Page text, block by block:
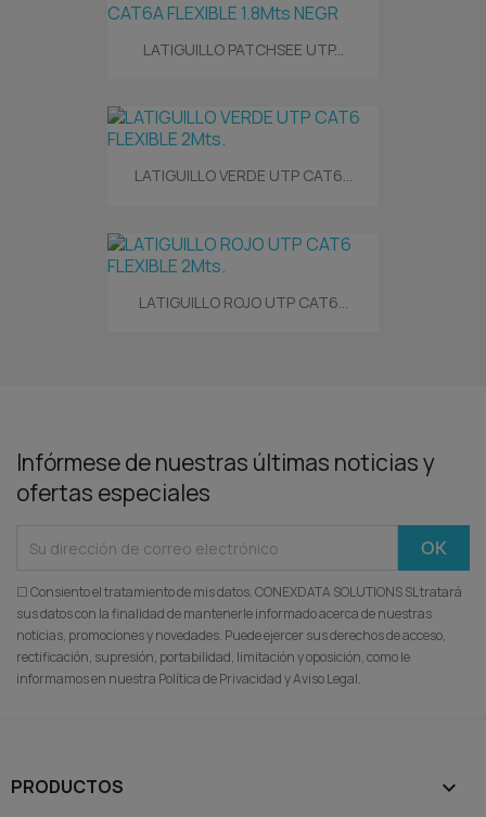
LATIGUILLO PATCHSEE UTP...
LATIGUILLO VERDE UTP CAT6...
LATIGUILLO ROJO UTP CAT6...
Infórmese de nuestras últimas noticias y
ofertas especiales
☐ Consiento el tratamiento de mis datos. CONEXDATA SOLUTIONS SL tratará
sus datos con la finalidad de mantenerle informado acerca de nuestras
noticias, promociones y novedades. Puede ejercer sus derechos de acceso,
rectificación, supresión, portabilidad, limitación y oposición, como le
informamos en nuestra Política de Privacidad y Aviso Legal.
PRODUCTOS 